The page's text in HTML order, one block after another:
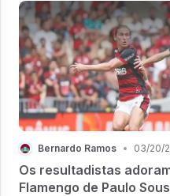
Bernardo Ramos • 03/20/
Os resultadistas
Flamengo de Paulo